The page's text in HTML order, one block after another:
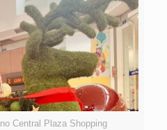
Central Plaza Shopping